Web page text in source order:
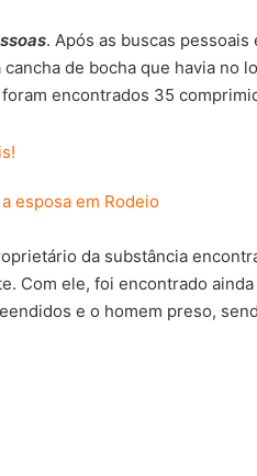
. Após as buscas pessoais
de bocha que havia no
encontrados 35
esposa em Rodeio
da substância
Com ele, foi encontrado ainda
e o homem preso,